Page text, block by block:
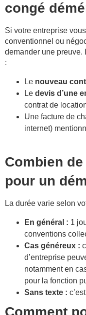
congé
Si votre entreprise
conventionnel ou
demander une preuve.
:
Le nouveau
Le devis d’une
contrat de
Une facture de
internet)
Combien
pour un
La durée varie selon
En général : 1
conventions
Cas généreux :
d’entreprise
notamment en
pour la fonction
Sans texte :
Comment